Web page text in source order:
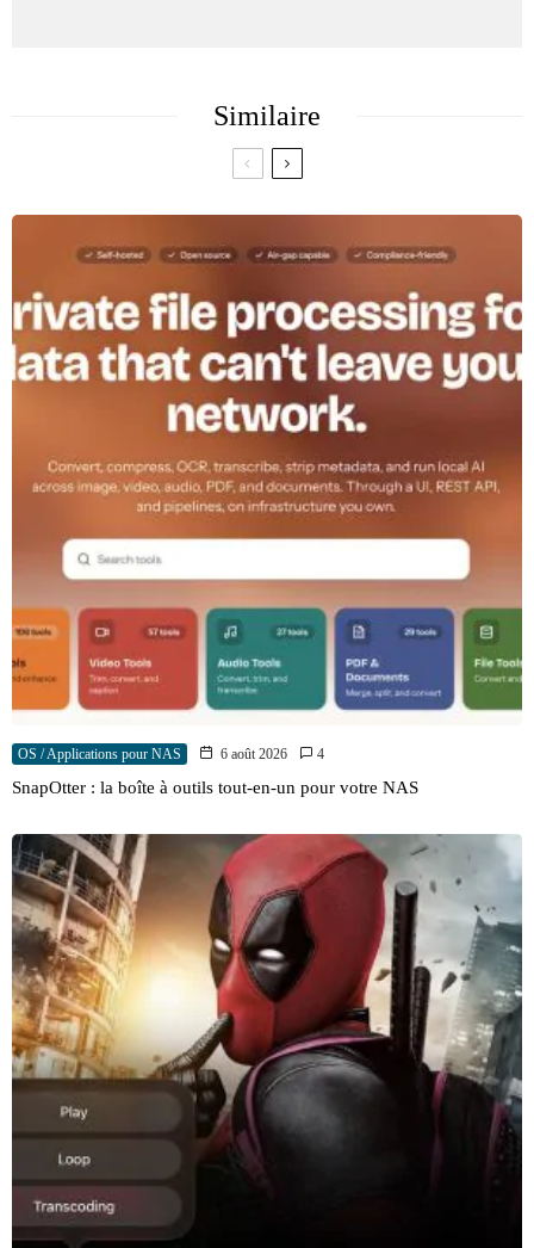
Similaire
OS / Applications pour NAS 6 août 2026 4
SnapOtter : la boîte à outils tout-en-un pour votre NAS